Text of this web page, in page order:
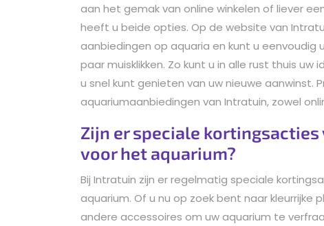
aan het gemak van online winkelen of liever
heeft u beide opties. Op de website van
aanbiedingen op aquaria en kunt u
paar muisklikken. Zo kunt u in alle rust thuis
u snel kunt genieten van uw nieuwe aanwinst.
aquariumaanbiedingen van Intratuin, zowel
Zijn er speciale
voor het aquarium?
Bij Intratuin zijn er regelmatig speciale
aquarium. Of u nu op zoek bent naar
andere accessoires om uw aquarium te